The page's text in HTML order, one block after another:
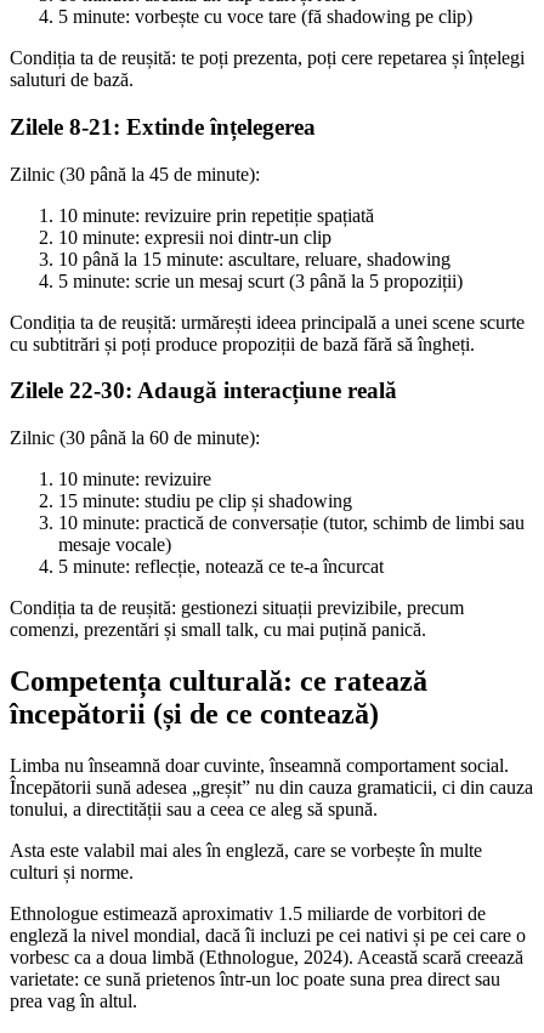
5 minute: vorbește cu voce tare (fă shadowing pe clip)
Condiția ta de reușită: te poți prezenta, poți cere repetarea și înțelegi
saluturi de bază.
Zilele 8-21: Extinde înțelegerea
Zilnic (30 până la 45 de minute):
10 minute: revizuire prin repetiție spațiată
10 minute: expresii noi dintr-un clip
10 până la 15 minute: ascultare, reluare, shadowing
5 minute: scrie un mesaj scurt (3 până la 5 propoziții)
Condiția ta de reușită: urmărești ideea principală a unei scene scurte
cu subtitrări și poți produce propoziții de bază fără să îngheți.
Zilele 22-30: Adaugă interacțiune reală
Zilnic (30 până la 60 de minute):
10 minute: revizuire
15 minute: studiu pe clip și shadowing
10 minute: practică de conversație (tutor, schimb de limbi sau
mesaje vocale)
5 minute: reflecție, notează ce te-a încurcat
Condiția ta de reușită: gestionezi situații previzibile, precum
comenzi, prezentări și small talk, cu mai puțină panică.
Competența culturală: ce ratează
începătorii (și de ce contează)
Limba nu înseamnă doar cuvinte, înseamnă comportament social.
Începătorii sună adesea „greșit” nu din cauza gramaticii, ci din cauza
tonului, a directității sau a ceea ce aleg să spună.
Asta este valabil mai ales în engleză, care se vorbește în multe
culturi și norme.
Ethnologue estimează aproximativ 1.5 miliarde de vorbitori de
engleză la nivel mondial, dacă îi incluzi pe cei nativi și pe cei care o
vorbesc ca a doua limbă (Ethnologue, 2024). Această scară creează
varietate: ce sună prietenos într-un loc poate suna prea direct sau
prea vag în altul.